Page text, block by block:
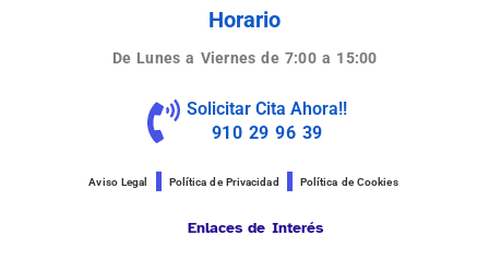
Horario
De Lunes a Viernes de 7:00 a 15:00
Solicitar Cita Ahora!!
910 29 96 39
Aviso Legal Política de Privacidad Política de Cookies
Enlaces de Interés